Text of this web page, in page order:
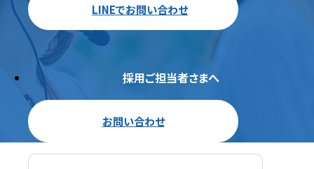
LINEでお問い合わせ
採用ご担当者さまへ
お問い合わせ